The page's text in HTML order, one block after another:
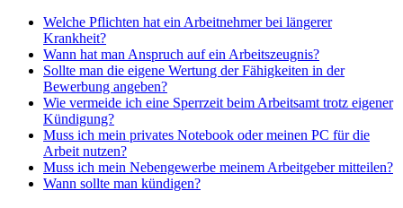
Welche Pflichten hat ein Arbeitnehmer bei längerer
Krankheit?
Wann hat man Anspruch auf ein Arbeitszeugnis?
Sollte man die eigene Wertung der Fähigkeiten in der
Bewerbung angeben?
Wie vermeide ich eine Sperrzeit beim Arbeitsamt trotz eigener
Kündigung?
Muss ich mein privates Notebook oder meinen PC für die
Arbeit nutzen?
Muss ich mein Nebengewerbe meinem Arbeitgeber mitteilen?
Wann sollte man kündigen?